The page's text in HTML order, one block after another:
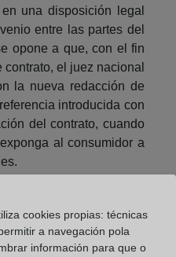
una disposición legal
entre las partes del
opone a que, con el fin
el juez nacional
la nueva redacción de
introducida con
del contrato, cuando
al consumidor a
un préstamo por parte
constitución de una
a tal préstamo. Las
cookies propias: técnicas
a navegación pola
información para que o